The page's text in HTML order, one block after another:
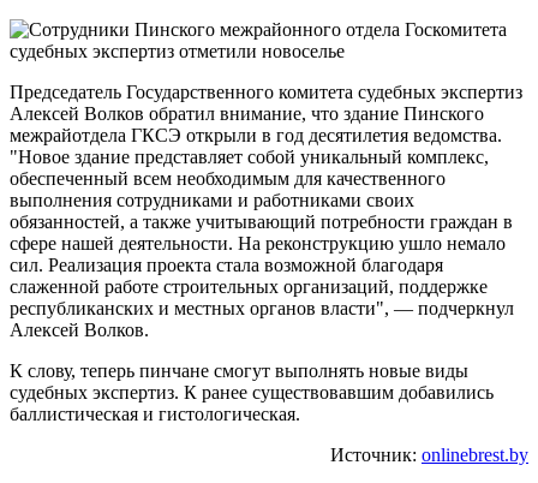
Председатель Государственного комитета судебных экспертиз
Алексей Волков обратил внимание, что здание Пинского
межрайотдела ГКСЭ открыли в год десятилетия ведомства.
"Новое здание представляет собой уникальный комплекс,
обеспеченный всем необходимым для качественного
выполнения сотрудниками и работниками своих
обязанностей, а также учитывающий потребности граждан в
сфере нашей деятельности. На реконструкцию ушло немало
сил. Реализация проекта стала возможной благодаря
слаженной работе строительных организаций, поддержке
республиканских и местных органов власти", — подчеркнул
Алексей Волков.
К слову, теперь пинчане смогут выполнять новые виды
судебных экспертиз. К ранее существовавшим добавились
баллистическая и гистологическая.
Источник: onlinebrest.by